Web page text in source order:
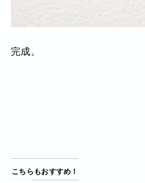
完成。
こちらもおすすめ！